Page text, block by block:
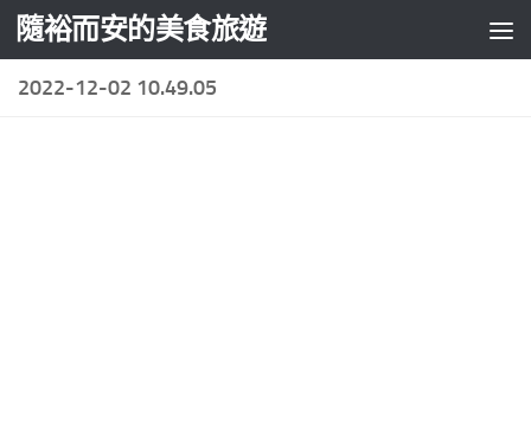
Skip to content
隨裕而安的美食旅遊
2022-12-02 10.49.05